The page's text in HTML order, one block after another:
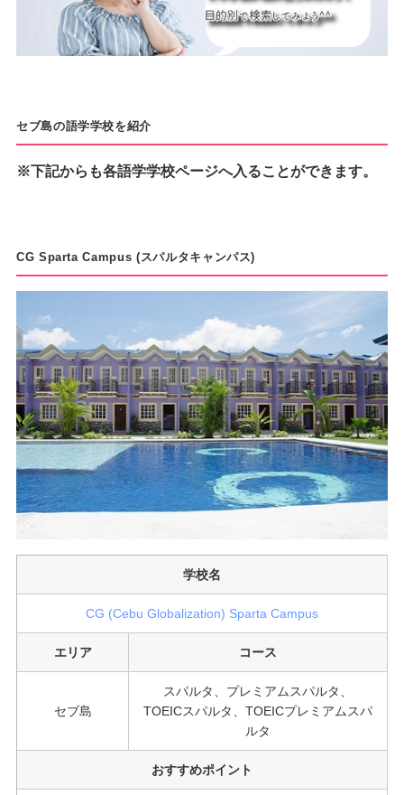
セブ島の語学学校を紹介
※下記からも各語学学校ページへ入ることができます。
CG Sparta Campus (スパルタキャンパス)
学校名
CG (Cebu Globalization) Sparta Campus
エリア コース
セブ島
スパルタ、プレミアムスパルタ、
TOEICスパルタ、TOEICプレミアムスパ
ルタ
おすすめポイント